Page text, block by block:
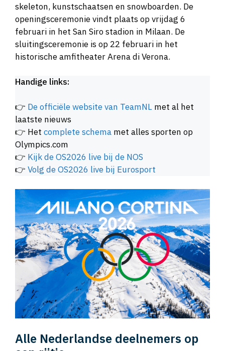
skeleton, kunstschaatsen en snowboarden. De
openingsceremonie vindt plaats op vrijdag 6
februari in het San Siro stadion in Milaan. De
sluitingsceremonie is op 22 februari in het
historische amfitheater Arena di Verona.
Handige links:
👉 De officiële website van TeamNL met al het
laatste nieuws
👉 Het complete schema met alles sporten op
Olympics.com
👉 Kijk de OS2026 live bij de NOS
👉 Volg de OS2026 live bij Eurosport
Alle Nederlandse deelnemers op